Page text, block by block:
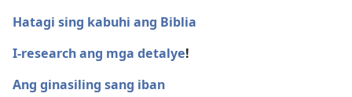
Hatagi sing kabuhi ang Biblia
I-research ang mga detalye!
Ang ginasiling sang iban